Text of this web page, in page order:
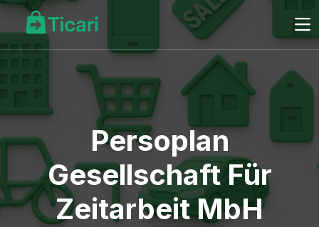
Persoplan
Gesellschaft Für
Zeitarbeit MbH